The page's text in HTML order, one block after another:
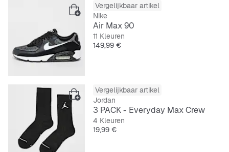
Vergelijkbaar artikel
Nike
Air Max 90
11 Kleuren
Prijs
149,99 €
Vergelijkbaar artikel
Jordan
3 PACK - Everyday Max Crew
4 Kleuren
Prijs
19,99 €